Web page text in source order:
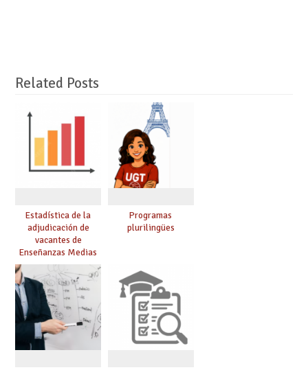
Related Posts
Estadística de la
adjudicación de
vacantes de
Enseñanzas Medias
para el curso 26/27
Programas
plurilingües